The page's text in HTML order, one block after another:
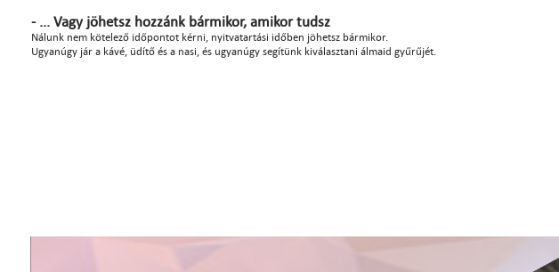
- ... Vagy jöhetsz hozzánk bármikor, amikor tudsz
Nálunk nem kötelező időpontot kérni, nyitvatartási időben jöhetsz bármikor.
Ugyanúgy jár a kávé, üdítő és a nasi, és ugyanúgy segítünk kiválasztani álmaid gyűrűjét.